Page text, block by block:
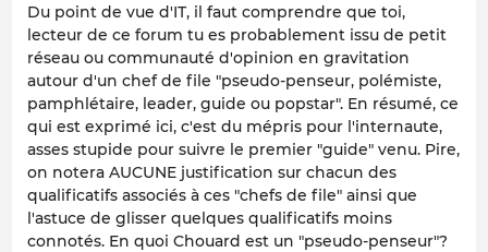
Du point de vue d'IT, il faut comprendre que toi,
lecteur de ce forum tu es probablement issu de petit
réseau ou communauté d'opinion en gravitation
autour d'un chef de file "pseudo-penseur, polémiste,
pamphlétaire, leader, guide ou popstar". En résumé, ce
qui est exprimé ici, c'est du mépris pour l'internaute,
asses stupide pour suivre le premier "guide" venu. Pire,
on notera AUCUNE justification sur chacun des
qualificatifs associés à ces "chefs de file" ainsi que
l'astuce de glisser quelques qualificatifs moins
connotés. En quoi Chouard est un "pseudo-penseur"?